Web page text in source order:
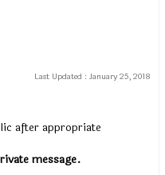
Last Updated : January 25, 2018
after appropriate
message.